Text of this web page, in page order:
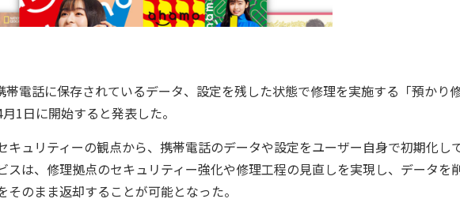
電話に保存されているデータ、設定を残した状態で修理を実施する「預かり
1日に開始すると発表した。
ュリティーの観点から、携帯電話のデータや設定をユーザー自身で初期化し
スは、修理拠点のセキュリティー強化や修理工程の見直しを実現し、データを
のまま返却することが可能となった。